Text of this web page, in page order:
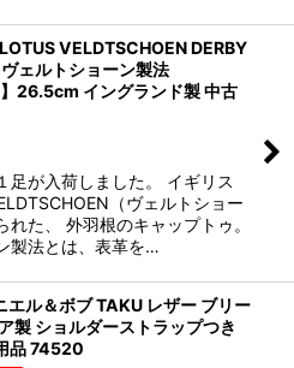
VELDTSCHOEN DERBY
ェルトショーン製法
26.5cm イングランド製 中古
足が入荷しました。 イギリス
（ヴェルトショー
れた、 外羽根のキャップトゥ。
製法とは、表革を…
ル＆ボブ TAKU レザー ブリー
製 ショルダーストラップつき
品 74520